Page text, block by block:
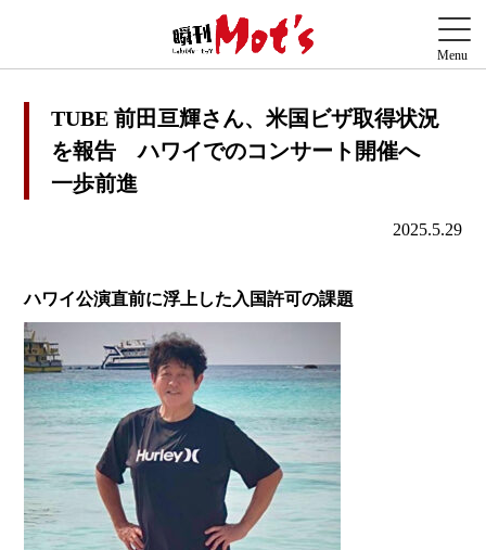
TUBE 前田亘輝さん、米国ビザ取得状況
を報告 ハワイでのコンサート開催へ
一歩前進
2025.5.29
ハワイ公演直前に浮上した入国許可の課題